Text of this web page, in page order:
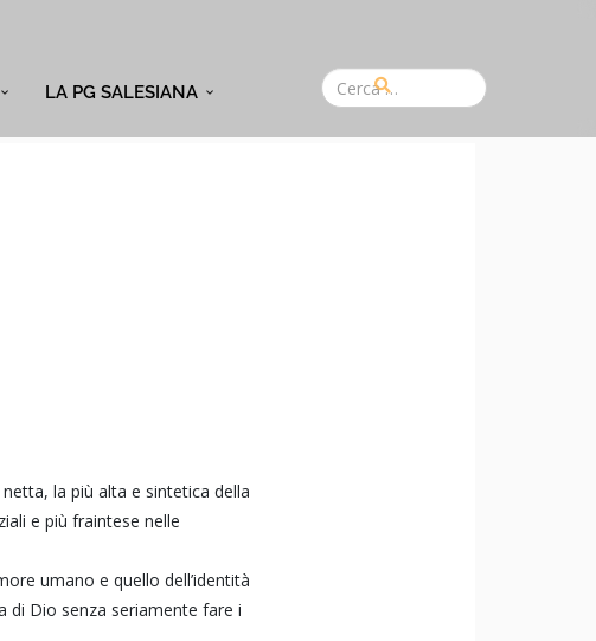
LA PG SALESIANA
la più alta e sintetica della
e più fraintese nelle
umano e quello dell’identità
di Dio senza seriamente fare i